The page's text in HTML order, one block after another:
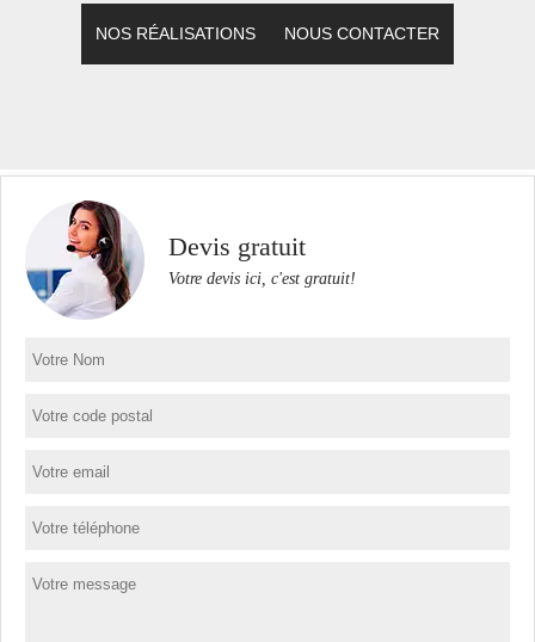
NOS RÉALISATIONS NOUS CONTACTER
Devis gratuit
Votre devis ici, c'est gratuit!